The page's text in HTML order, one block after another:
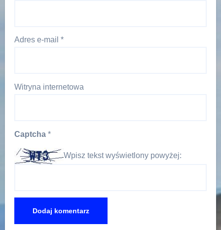
Adres e-mail *
Witryna internetowa
Captcha *
Wpisz tekst wyświetlony powyżej: